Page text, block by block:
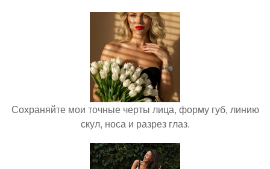
Сохраняйте мои точные черты лица, форму губ, линию
скул, носа и разрез глаз.